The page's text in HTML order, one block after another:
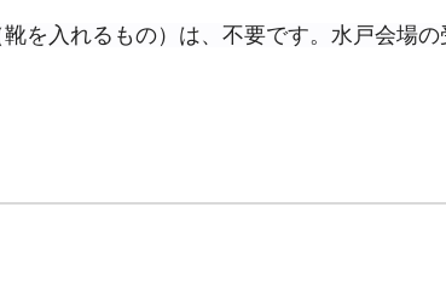
を入れるもの）は、不要です。水戸会場の